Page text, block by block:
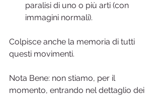
paralisi di uno o più arti (con
immagini normali).
Colpisce anche la memoria di tutti
questi movimenti.
Nota Bene: non stiamo, per il
momento, entrando nel dettaglio dei